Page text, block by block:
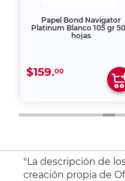
Papel Bond Navigator
Platinum Blanco 105 gr
hojas
$159.00
"La descripción de
creación propia de